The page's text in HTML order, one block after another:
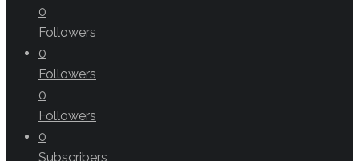
0
Followers
0
Followers
0
Followers
0
Subscribers